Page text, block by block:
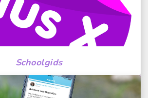
Schoolgids